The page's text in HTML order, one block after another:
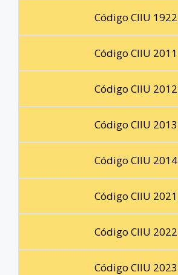
Código CIIU 1922
Código CIIU 2011
Código CIIU 2012
Código CIIU 2013
Código CIIU 2014
Código CIIU 2021
Código CIIU 2022
Código CIIU 2023